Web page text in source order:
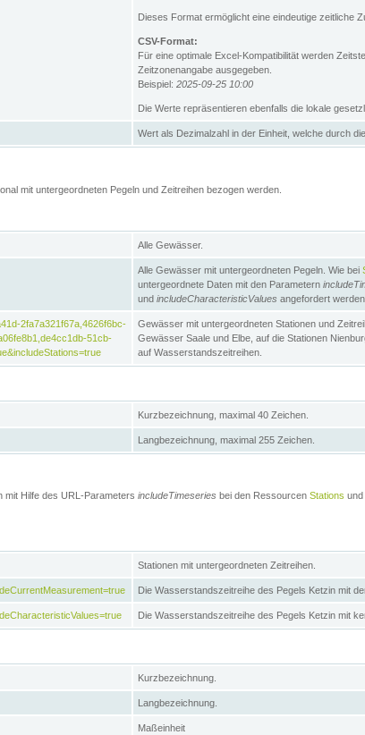
Dieses Format ermöglicht eine eindeutige zeitliche
CSV-Format:
Für eine optimale Excel-Kompatibilität werden
Zeitzonenangabe ausgegeben.
Beispiel: 2025-09-25 10:00
Die Werte repräsentieren ebenfalls die lokale
Wert als Dezimalzahl in der Einheit, welche durch die
mit untergeordneten Pegeln und Zeitreihen bezogen werden.
Alle Gewässer.
Alle Gewässer mit untergeordneten Pegeln. Wie bei
untergeordnete Daten mit den Parametern
und includeCharacteristicValues angefordert werden.
2fa7a321f67a,4626f6bc-
51cb-
Gewässer mit untergeordneten Stationen und
Gewässer Saale und Elbe, auf die Stationen
auf Wasserstandszeitreihen.
Kurzbezeichnung, maximal 40 Zeichen.
Langbezeichnung, maximal 255 Zeichen.
mit Hilfe des URL-Parameters includeTimeseries bei den Ressourcen Stations und
Stationen mit untergeordneten Zeitreihen.
Die Wasserstandszeitreihe des Pegels Ketzin mit
Die Wasserstandszeitreihe des Pegels Ketzin mit
Kurzbezeichnung.
Langbezeichnung.
Maßeinheit